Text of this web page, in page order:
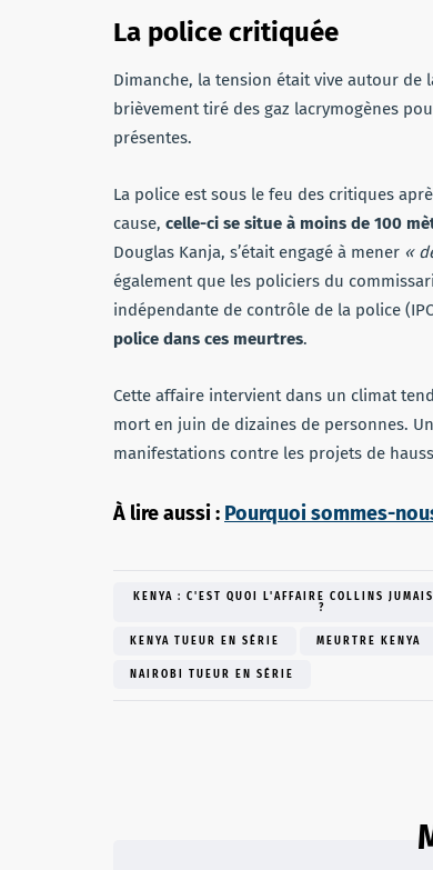
La police critiquée
Dimanche, la tension était vive autour de
brièvement tiré des gaz lacrymogènes
présentes.
La police est sous le feu des critiques
cause, celle-ci se situe à moins de 100
Douglas Kanja, s’était engagé à mener «
également que les policiers du
indépendante de contrôle de la police
police dans ces meurtres.
Cette affaire intervient dans un climat
mort en juin de dizaines de personnes.
manifestations contre les projets de
À lire aussi : Pourquoi sommes-
KENYA : C'EST QUOI L'AFFAIRE COLLINS
?
KENYA TUEUR EN SÉRIE MEURTRE KENYA
NAIROBI TUEUR EN SÉRIE